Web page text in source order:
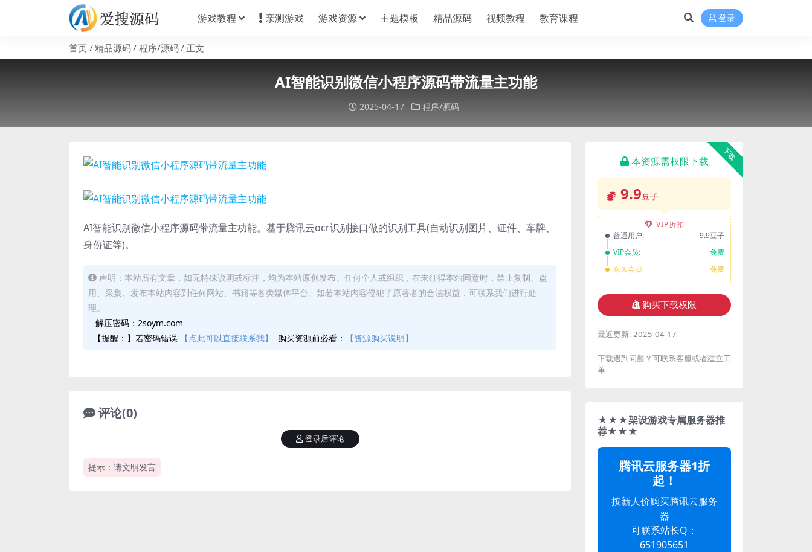
游戏教程 亲测游戏 游戏资源 主题模板 精品源码 视频教程 教育课程 登录
首页 精品源码 程序/源码 正文
AI智能识别微信小程序源码带流量主功能
2025-04-17 程序/源码
AI智能识别微信小程序源码带流量主功能。基于腾讯云ocr识别接口做的识别工具(自动识别图片、证件、车牌、
身份证等)。
声明：本站所有文章，如无特殊说明或标注，均为本站原创发布。任何个人或组织，在未征得本站同意时，禁止复制、盗
用、采集、发布本站内容到任何网站、书籍等各类媒体平台。如若本站内容侵犯了原著者的合法权益，可联系我们进行处
理。
解压密码：2soym.com
【提醒：】若密码错误
【点此可以直接联系我】 购买资源前必看： 【资源购买说明】
评论(0)
提示：请文明发言
登录后评论
下载
本资源需权限下载
9.9豆子
VIP折扣
普通用户:
9.9豆子
VIP会员:
免费
永久会员:
免费
购买下载权限
最近更新: 2025-04-17
下载遇到问题？可联系客服或者建立工
单
★★★架设游戏专属服务器推
荐★★★
腾讯云服务器1折
起！
按新人价购买腾讯云服务
器
可联系站长Q：
651905651